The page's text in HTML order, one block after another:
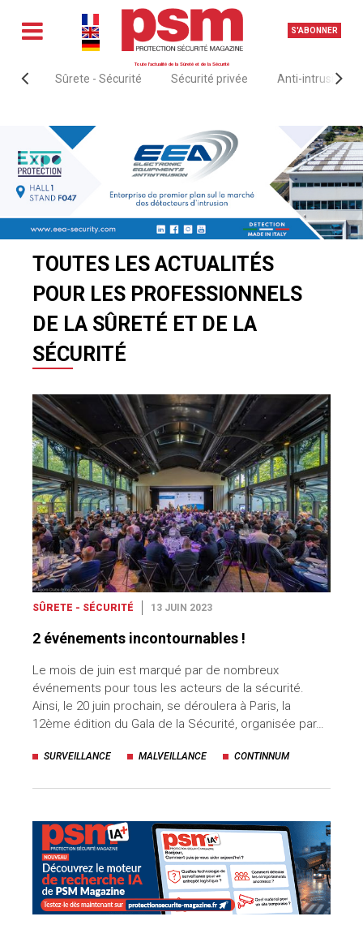
S'ABONNER
Toute l'actualité de la Sûreté et de la Sécurité
Sûrete - Sécurité Sécurité privée Anti-intrusion &
Sûrete - Sécurité
TOUTES LES ACTUALITÉS
POUR LES PROFESSIONNELS
DE LA SÛRETÉ ET DE LA
SÉCURITÉ
SÛRETE - SÉCURITÉ 13 JUIN 2023
2 événements incontournables !
Le mois de juin est marqué par de nombreux
événements pour tous les acteurs de la sécurité.
Ainsi, le 20 juin prochain, se déroulera à Paris, la
12ème édition du Gala de la Sécurité, organisée par…
SURVEILLANCE MALVEILLANCE CONTINNUM